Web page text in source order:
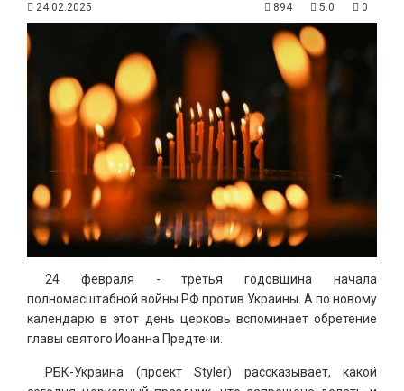
24.02.2025 894 5.0 0
24 февраля - третья годовщина начала
полномасштабной войны РФ против Украины. А по новому
календарю в этот день церковь вспоминает обретение
главы святого Иоанна Предтечи.
РБК-Украина (проект Styler) рассказывает, какой